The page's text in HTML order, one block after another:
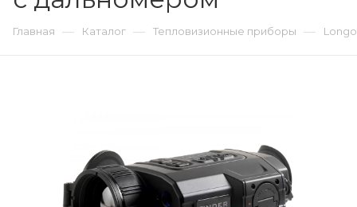
Главная — Каталог — Тепловизионные приборы —